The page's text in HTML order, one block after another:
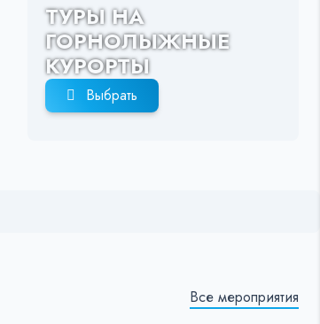
ТУРЫ НА
ГОРНОЛЫЖНЫЕ
КУРОРТЫ
Выбрать
Все мероприятия